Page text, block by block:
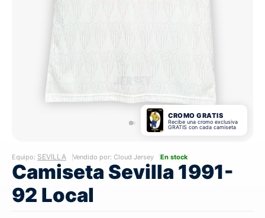
CROMO GRATIS
Recibe una cromo exclusiva
GRATIS con cada camiseta
Equipo: SEVILLA Vendido por: Cloud Jersey En stock
Camiseta Sevilla 1991-
92 Local